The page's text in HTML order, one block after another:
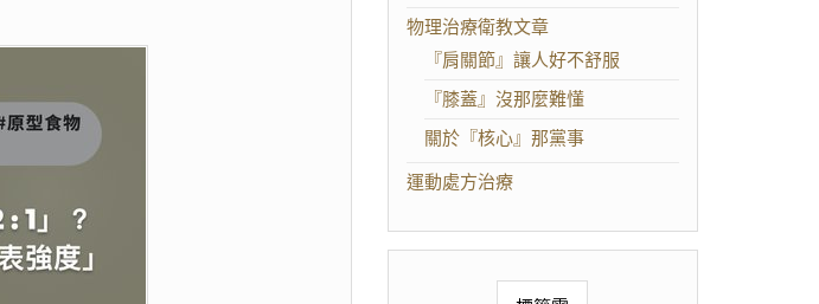
物理治療衛教文章
『肩關節』讓人好不舒服
『膝蓋』沒那麼難懂
關於『核心』那黨事
運動處方治療